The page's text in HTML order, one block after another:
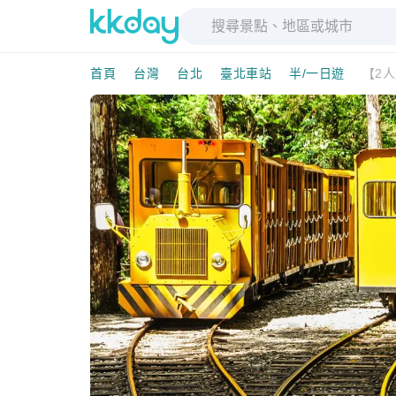
首頁 台灣 台北 臺北車站 半/一日遊